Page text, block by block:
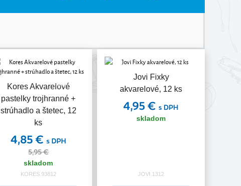
Kores Akvarelové
pastelky trojhranné +
strúhadlo a štetec, 12
ks
Akcia
4,85 € s DPH
5,95 €
skladom
KORES.93812
Jovi Fixky
akvarelové, 12 ks
4,95 €s DPH
skladom
JOVI.1312